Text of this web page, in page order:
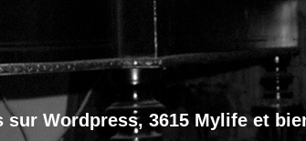
sur Wordpress, 3615 Mylife et